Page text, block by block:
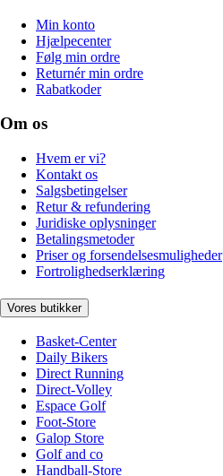
Min konto
Hjælpecenter
Følg min ordre
Returnér min ordre
Rabatkoder
Om os
Hvem er vi?
Kontakt os
Salgsbetingelser
Retur & refundering
Juridiske oplysninger
Betalingsmetoder
Priser og forsendelsesmuligheder
Fortrolighedserklæring
Vores butikker
Basket-Center
Daily Bikers
Direct Running
Direct-Volley
Espace Golf
Foot-Store
Galop Store
Golf and co
Handball-Store